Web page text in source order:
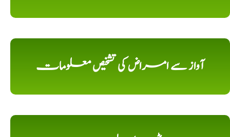
آواز سے امراض کی تشخیص معلومات